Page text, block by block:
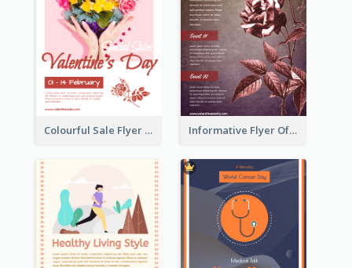
Colourful Sale Flyer Of Valentine Day With Photo Informative Flyer Of Valentine Activities In Dark Colour Tone